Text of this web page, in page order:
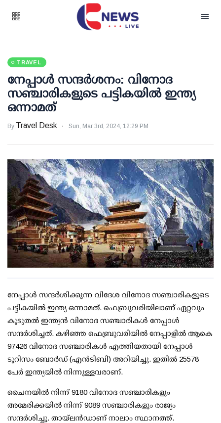
TRAVEL
നേപ്പാള്‍ സന്ദര്‍ശനം: വിനോദ
സഞ്ചാരികളുടെ പട്ടികയില്‍ ഇന്ത്യ
ഒന്നാമത്
By Travel Desk Sun, Mar 3rd, 2024, 12:29 PM
നേപ്പാള്‍ സന്ദര്‍ശിക്കുന്ന വിദേശ വിനോദ സഞ്ചാരികളുടെ
പട്ടികയില്‍ ഇന്ത്യ ഒന്നാമത്. ഫെബ്രുവരിയിലാണ് ഏറ്റവും
കൂടുതല്‍ ഇന്ത്യന്‍ വിനോദ സഞ്ചാരികള്‍ നേപ്പാള്‍
സന്ദര്‍ശിച്ചത്. കഴിഞ്ഞ ഫെബ്രുവരിയില്‍ നേപ്പാളില്‍ ആകെ
97426 വിനോദ സഞ്ചാരികള്‍ എത്തിയതായി നേപ്പാള്‍
ടൂറിസം ബോര്‍ഡ് (എന്‍ടിബി) അറിയിച്ചു. ഇതില്‍ 25578
പേര്‍ ഇന്ത്യയില്‍ നിന്നുള്ളവരാണ്.
ചൈനയില്‍ നിന്ന് 9180 വിനോദ സഞ്ചാരികളും
അമേരിക്കയില്‍ നിന്ന് 9089 സഞ്ചാരികളും രാജ്യം
സന്ദര്‍ശിച്ചു. തായ്ലന്‍ഡാണ് നാലാം സ്ഥാനത്ത്.